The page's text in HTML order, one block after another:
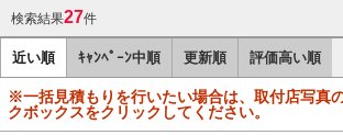
検索結果27件
近い順 ｷｬﾝﾍﾟｰﾝ中順 更新順 評価高い順
※一括見積もりを行いたい場合は、取付店写真
クボックスをクリックしてください。